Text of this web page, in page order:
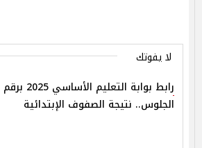
لا يفوتك
رابط بوابة التعليم الأساسي 2025 برقم
الجلوس.. نتيجة الصفوف الإبتدائية